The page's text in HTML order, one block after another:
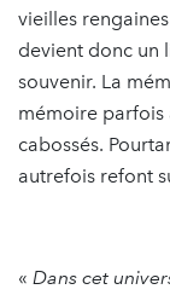
vieilles
devient donc un
souvenir. La
mémoire parfois
cabossés.
autrefois refont
« Dans cet